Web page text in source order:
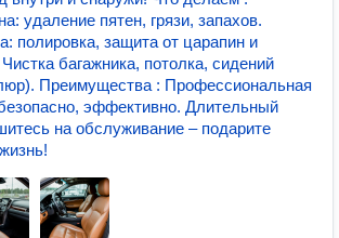
удаление пятен, грязи, запахов.
полировка, защита от царапин и
багажника, потолка, сидений
Преимущества : Профессиональная
эффективно. Длительный
на обслуживание – подарите